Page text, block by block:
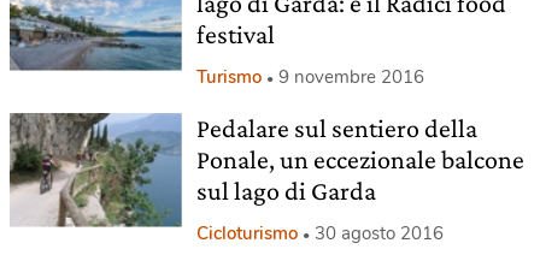
festival
Turismo 9 novembre 2016
Pedalare sul sentiero della
Ponale, un eccezionale balcone
sul lago di Garda
Cicloturismo 30 agosto 2016